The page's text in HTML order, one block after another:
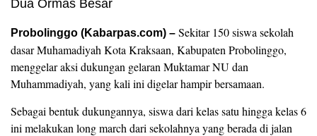
Probolinggo (Kabarpas.com) – Sekitar 150 siswa sekolah
dasar Muhamadiyah Kota Kraksaan, Kabupaten Probolinggo,
menggelar aksi dukungan gelaran Muktamar NU dan
Muhammadiyah, yang kali ini digelar hampir bersamaan.
Sebagai bentuk dukungannya, siswa dari kelas satu hingga kelas 6
ini melakukan long march dari sekolahnya yang berada di jalan